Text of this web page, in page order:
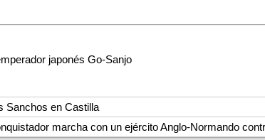
japonés Go-Sanjo
Sanchos en Castilla
marcha con un ejército Anglo-Normando